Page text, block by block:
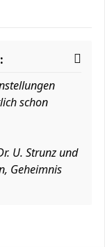
schon
U. Strunz und
Geheimnis